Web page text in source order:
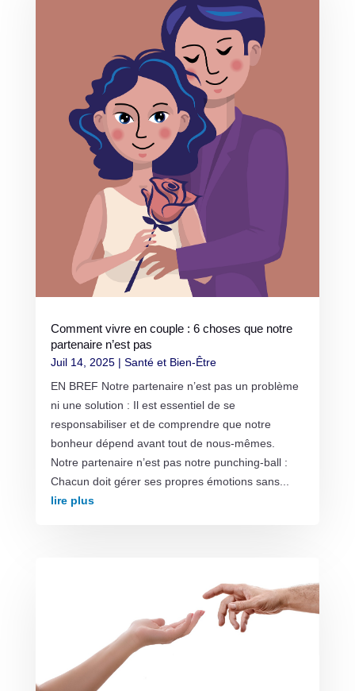
Comment vivre en couple : 6 choses que notre
partenaire n’est pas
Juil 14, 2025| Santé et Bien-Être
EN BREF Notre partenaire n’est pas un problème
ni une solution : Il est essentiel de se
responsabiliser et de comprendre que notre
bonheur dépend avant tout de nous-mêmes.
Notre partenaire n’est pas notre punching-ball :
Chacun doit gérer ses propres émotions sans...
lire plus